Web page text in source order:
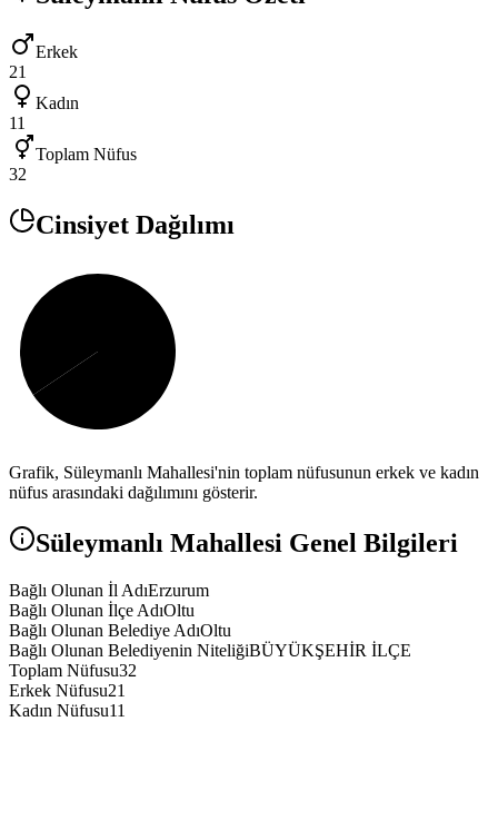
Erkek
21
Kadın
11
Toplam Nüfus
32
Cinsiyet Dağılımı
Grafik, Süleymanlı Mahallesi'nin toplam nüfusunun erkek ve kadın
nüfus arasındaki dağılımını gösterir.
Süleymanlı Mahallesi Genel Bilgileri
Bağlı Olunan İl AdıErzurum
Bağlı Olunan İlçe AdıOltu
Bağlı Olunan Belediye AdıOltu
Bağlı Olunan Belediyenin NiteliğiBÜYÜKŞEHİR İLÇE
Toplam Nüfusu32
Erkek Nüfusu21
Kadın Nüfusu11